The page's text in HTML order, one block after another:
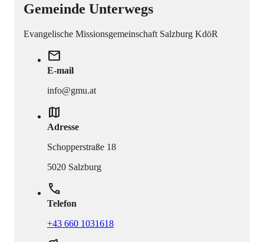
Gemeinde Unterwegs
Evangelische Missionsgemeinschaft Salzburg KdöR
mail
E-mail
info@gmu.at
map
Adresse
Schopperstraße 18
5020 Salzburg
phone
Telefon
+43 660 1031618